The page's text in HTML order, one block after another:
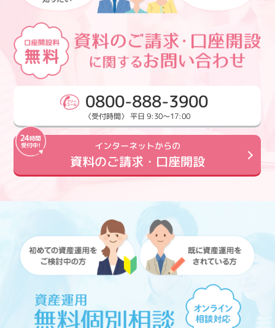
0800-888-3900
〈受付時間〉 平日 9:30～17:00
インターネットからの
資料のご請求・口座開設